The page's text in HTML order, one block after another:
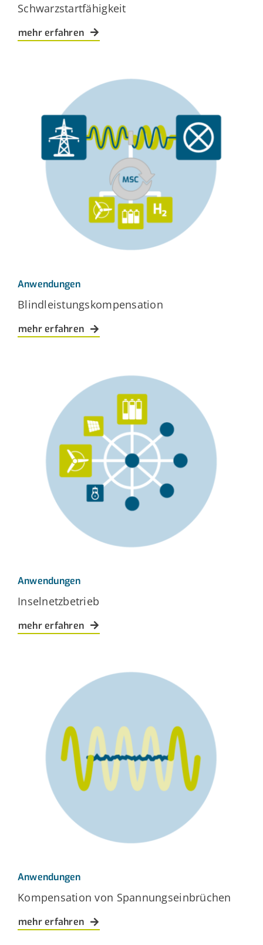
Schwarzstartfähigkeit
mehr erfahren
Anwendungen
Blindleistungskompensation
mehr erfahren
Anwendungen
Inselnetzbetrieb
mehr erfahren
Anwendungen
Kompensation von Spannungseinbrüchen
mehr erfahren